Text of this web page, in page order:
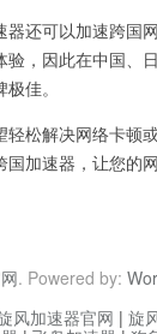
还可以加速跨国
验，因此在中国、
佳。
松解决网络卡顿
加速器，让您的
. Powered by:
风加速器官网 | 旋